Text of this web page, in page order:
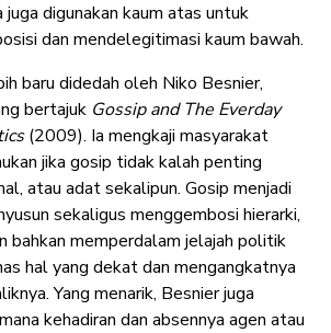
digunakan kaum atas untuk
dan mendelegitimasi kaum bawah.
baru didedah oleh Niko Besnier,
bertajuk Gossip and The Everday
(2009). Ia mengkaji masyarakat
jika gosip tidak kalah penting
atau adat sekalipun. Gosip menjadi
sekaligus menggembosi hierarki,
bahkan memperdalam jelajah politik
hal yang dekat dan mengangkatnya
Yang menarik, Besnier juga
kehadiran dan absennya agen atau